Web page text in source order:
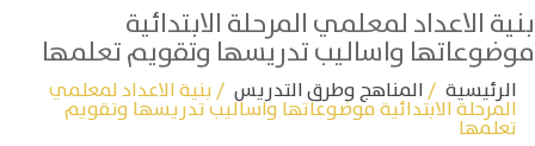
بنية الاعداد لمعلمي المرحلة الابتدائية
موضوعاتها واساليب تدريسها وتقويم تعلمها
الرئيسية /المناهج وطرق التدريس / بنية الاعداد لمعلمي
المرحلة الابتدائية موضوعاتها واساليب تدريسها وتقويم
تعلمها